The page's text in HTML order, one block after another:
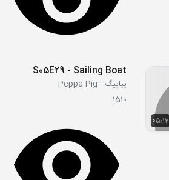
05:12
S05E29 - Sailing Boat
پپاپیگ - Peppa Pig
1510